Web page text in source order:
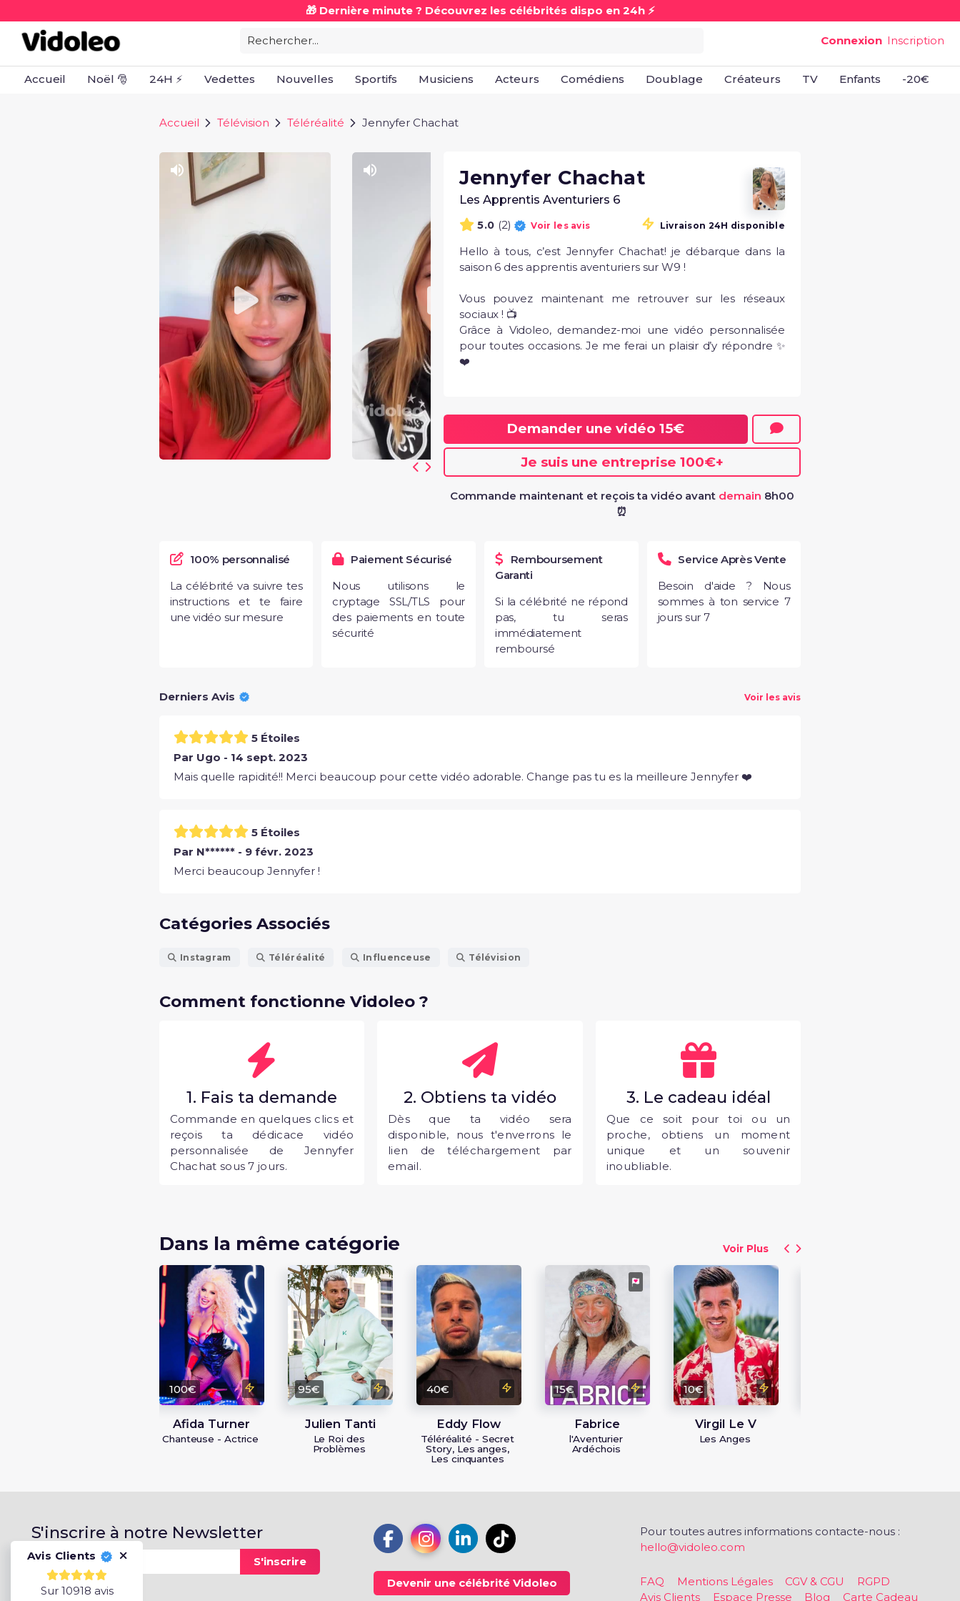
🎁 Dernière minute ? Découvrez les célébrités dispo en 24h ⚡
Rechercher... Connexion Inscription
Accueil Noël 🎅 24H ⚡ Vedettes Nouvelles Sportifs Musiciens Acteurs Comédiens Doublage Créateurs TV Enfants -20€
Accueil Télévision Téléréalité Jennyfer Chachat
adorable. Change pas tu es la
meilleure Jen...
Voir Plus
Jennyfer Chachat
Les Apprentis Aventuriers 6
5.0 (2) Voir les avis Livraison 24H disponible
Hello à tous, c’est Jennyfer Chachat! je débarque dans la
saison 6 des apprentis aventuriers sur W9 !
Vous pouvez maintenant me retrouver sur les réseaux
sociaux ! 📺
Grâce à Vidoleo, demandez-moi une vidéo personnalisée
pour toutes occasions. Je me ferai un plaisir d’y répondre ✨
❤️
Demander une vidéo15€
Je suis une entreprise 100€+
Commande maintenant et reçois ta vidéo avant demain 8h00
⏰
100% personnalisé
La célébrité va suivre tes
instructions et te faire
une vidéo sur mesure
Paiement Sécurisé
Nous utilisons le
cryptage SSL/TLS pour
des paiements en toute
sécurité
Remboursement
Garanti
Si la célébrité ne répond
pas, tu seras
immédiatement
remboursé
Service Après Vente
Besoin d'aide ? Nous
sommes à ton service 7
jours sur 7
Derniers Avis Voir les avis
5 Étoiles
Par Ugo - 14 sept. 2023
Mais quelle rapidité!! Merci beaucoup pour cette vidéo adorable. Change pas tu es la meilleure Jennyfer ❤️
5 Étoiles
Par N****** - 9 févr. 2023
Merci beaucoup Jennyfer !
Catégories Associés
Instagram Téléréalité Influenceuse Télévision
Comment fonctionne Vidoleo ?
1. Fais ta demande
Commande en quelques clics et
reçois ta dédicace vidéo
personnalisée de Jennyfer
Chachat sous 7 jours.
2. Obtiens ta vidéo
Dès que ta vidéo sera
disponible, nous t'enverrons le
lien de téléchargement par
email.
3. Le cadeau idéal
Que ce soit pour toi ou un
proche, obtiens un moment
unique et un souvenir
inoubliable.
Dans la même catégorie Voir Plus
100€
Afida Turner
Chanteuse - Actrice
95€
Julien Tanti
Le Roi des
Problèmes
40€
Eddy Flow
Téléréalité - Secret
Story, Les anges,
Les cinquantes
15€
Fabrice
l'Aventurier
Ardéchois
10€
Virgil Le V
Les Anges
S'inscrire à notre Newsletter
S'inscrire
Devenir une célébrité Vidoleo
Pour toutes autres informations contacte-nous :
hello@vidoleo.com
FAQ Mentions Légales CGV & CGU
RGPD
Avis Clients
Espace Presse Blog Carte Cadeau
Avis Clients
Sur 10918 avis